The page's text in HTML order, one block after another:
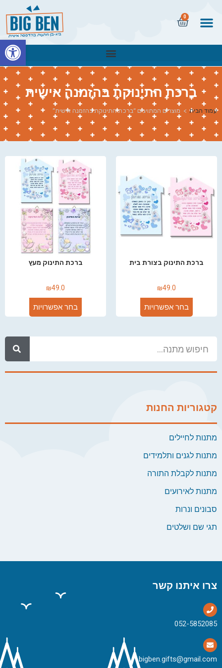
0
ברכת התינוקת בהזמנה אישית
עמוד הבית > מוצרים המתויגים “ברכת התינוקת בהזמנה אישית”
קטגוריות החנות
מתנות לחיילים
מתנות לגנים ותלמידים
מתנות לקבלת התורה
מתנות לאירועים
סבונים ונרות
תגי שם ושלטים
ברכת התינוק בצורת בית
₪49.0
בחר אפשרויות
ברכת התינוק מעץ
₪49.0
בחר אפשרויות
צרו איתנו קשר
bigben.gifts@gmail.com